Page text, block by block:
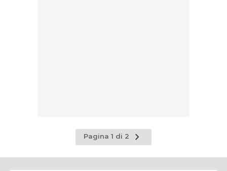
Pagina 1 di 2
Pagina
successiva